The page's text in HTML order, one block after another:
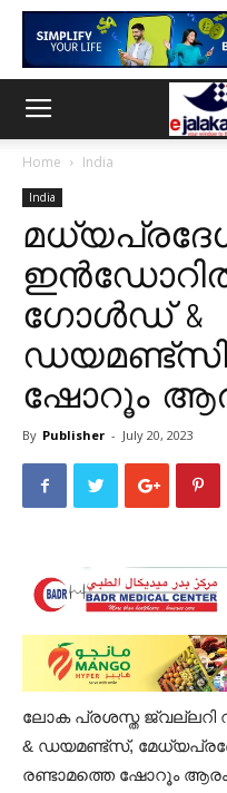
Home India
India
ഗോൾഡ് &
ഷോറൂം
By Publisher - July 20, 2023
ലോക പ്രശസ്ത ജ്വല്ലറി
& ഡയമണ്ട്സ്,
രണ്ടാമത്തെ ഷോറൂം